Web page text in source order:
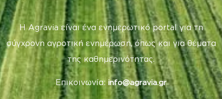
Η Agravia είναι ένα ενημερωτικό portal για τη
σύγχρονη αγροτική ενημέρωση, όπως και για θέματα
της καθημερινότητας.
Επικοινωνία: info@agravia.gr